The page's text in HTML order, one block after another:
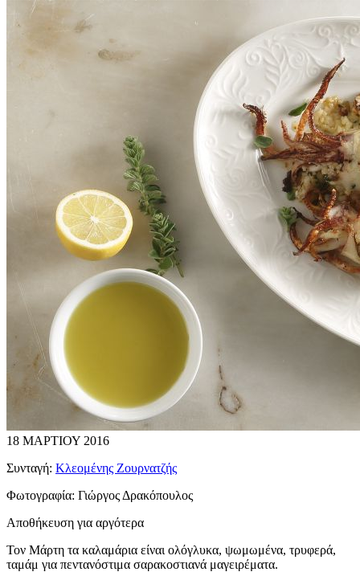
18 ΜΑΡΤΙΟΥ 2016
Συνταγή: Κλεομένης Ζουρνατζής
Φωτογραφία: Γιώργος Δρακόπουλος
Αποθήκευση για αργότερα
Τον Μάρτη τα καλαμάρια είναι ολόγλυκα, ψωμωμένα, τρυφερά,
ταμάμ για πεντανόστιμα σαρακοστιανά μαγειρέματα.